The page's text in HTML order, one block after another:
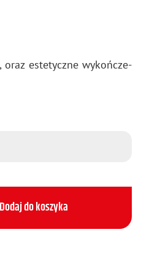
es­te­tycz­ne wy­koń­cze­
Dodaj do koszyka